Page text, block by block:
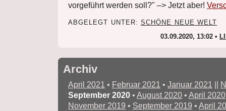
vorgeführt werden soll?" –> Jetzt aber!
ABGELEGT UNTER:SCHÖNE NEUE WELT
03.09.2020, 13:02 •
Archiv
April 2021 • Februar 2021 • Januar 2021
September 2020 • August 2020 • April 2020
November 2019 • September 2019 • April